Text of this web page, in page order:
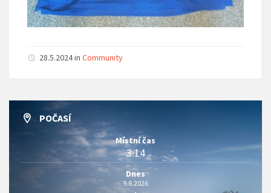
28.5.2024 in Community
POČASÍ
Místní čas
3:14
Dnes
9.8.2026